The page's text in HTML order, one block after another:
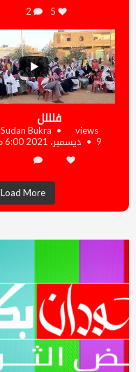
5
2
فلللل
Sudan Bukra
views
9 ديسمبر، 2021 6:00 م
Load More...